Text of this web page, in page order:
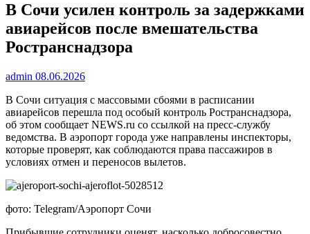
В Сочи усилен контроль за задержками
авиарейсов после вмешательства
Ространснадзора
admin 08.06.2026
В Сочи ситуация с массовыми сбоями в расписании
авиарейсов перешла под особый контроль Ространснадзора,
об этом сообщает NEWS.ru со ссылкой на пресс-службу
ведомства. В аэропорт города уже направлены инспекторы,
которые проверят, как соблюдаются права пассажиров в
условиях отмен и переносов вылетов.
фото: Telegram/Аэропорт Сочи